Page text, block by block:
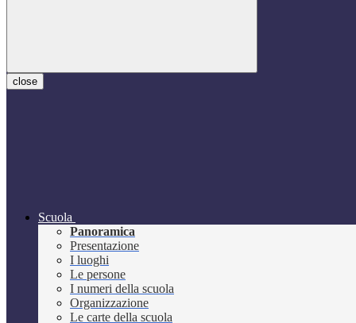
close
Scuola
Panoramica
Presentazione
I luoghi
Le persone
I numeri della scuola
Organizzazione
Le carte della scuola